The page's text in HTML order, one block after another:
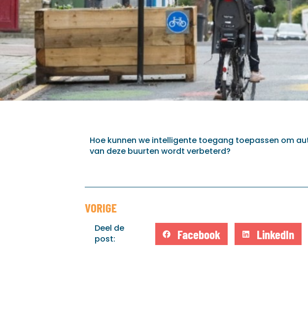
Hoe kunnen we intelligente toegang toepassen om
van deze buurten wordt verbeterd?
VORIGE
Deel de
post:
Facebook LinkedIn